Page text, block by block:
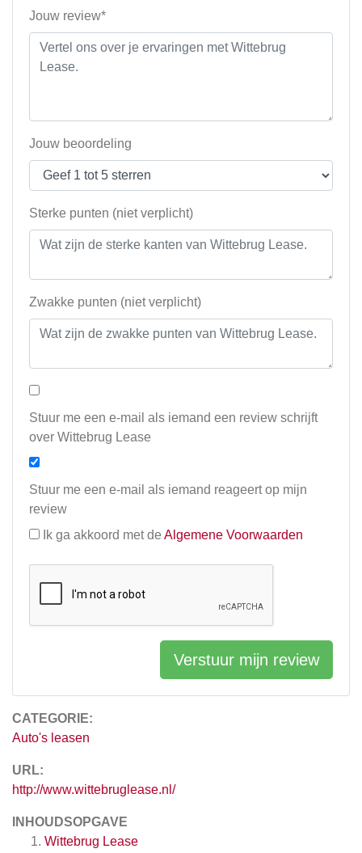
CATEGORIE:
Auto's leasen
URL:
http://www.wittebruglease.nl/
INHOUDSOPGAVE
Wittebrug Lease
Jouw review*
Jouw beoordeling
Sterke punten (niet verplicht)
Zwakke punten (niet verplicht)
Stuur me een e-mail als iemand een review schrijft
over Wittebrug Lease
Stuur me een e-mail als iemand reageert op mijn
review
Ik ga akkoord met de Algemene Voorwaarden
Verstuur mijn review